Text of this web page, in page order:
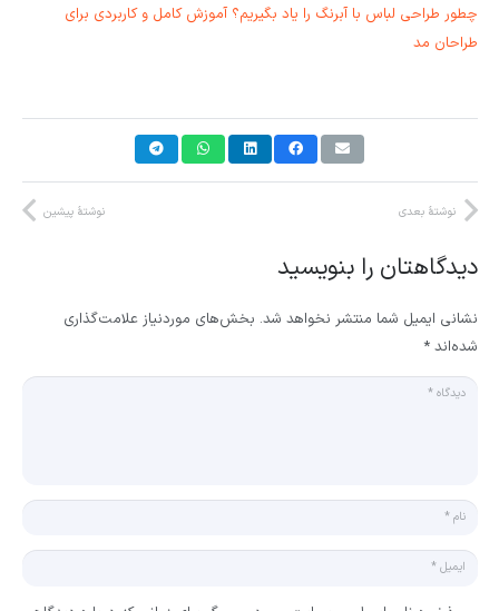
چطور طراحی لباس با آبرنگ را یاد بگیریم؟ آموزش کامل و کاربردی برای
طراحان مد
نوشتهٔ پیشین نوشتهٔ بعدی
دیدگاهتان را بنویسید
نشانی ایمیل شما منتشر نخواهد شد. بخش‌های موردنیاز علامت‌گذاری
شده‌اند*